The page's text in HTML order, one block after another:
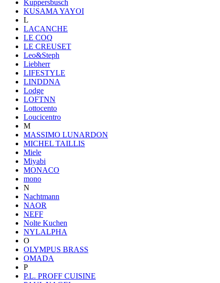
Kuppersbusch
KUSAMA YAYOI
L
LACANCHE
LE COQ
LE CREUSET
Leo&Steph
Liebherr
LIFESTYLE
LINDDNA
Lodge
LOFTNN
Lottocento
Loucicentro
M
MASSIMO LUNARDON
MICHEL TAILLIS
Miele
Miyabi
MONACO
mono
N
Nachtmann
NAOR
NEFF
Nolte Kuchen
NYLALPHA
O
OLYMPUS BRASS
OMADA
P
P.L. PROFF CUISINE